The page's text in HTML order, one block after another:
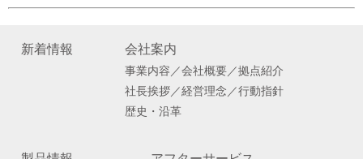
新着情報 会社案内
事業内容／会社概要／拠点紹介
社長挨拶／経営理念／行動指針
歴史・沿革